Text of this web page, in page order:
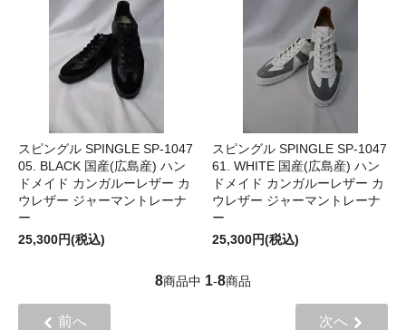
スピングル SPINGLE SP-1047
05. BLACK 国産(広島産) ハン
ドメイド カンガルーレザー カ
ウレザー ジャーマントレーナ
ー
25,300円(税込)
スピングル SPINGLE SP-1047
61. WHITE 国産(広島産) ハン
ドメイド カンガルーレザー カ
ウレザー ジャーマントレーナ
ー
25,300円(税込)
8商品中 1-8商品
前へ 次へ